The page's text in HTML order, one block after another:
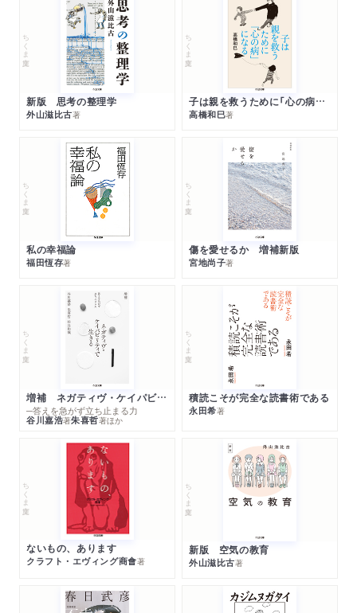
ちくま文庫
新版 思考の整理学
外山滋比古著
ちくま文庫
子は親を救うために「心の病」になる
高橋和巳著
ちくま文庫
私の幸福論
福田恆存著
ちくま文庫
傷を愛せるか 増補新版
宮地尚子著
ちくま文庫
増補 ネガティヴ・ケイパビリティで生きる
─答えを急がず立ち止まる力
谷川嘉浩著朱喜哲著ほか
ちくま文庫
積読こそが完全な読書術である
永田希著
ちくま文庫
ないもの、あります
クラフト・エヴィング商會著
ちくま文庫
新版 空気の教育
外山滋比古著